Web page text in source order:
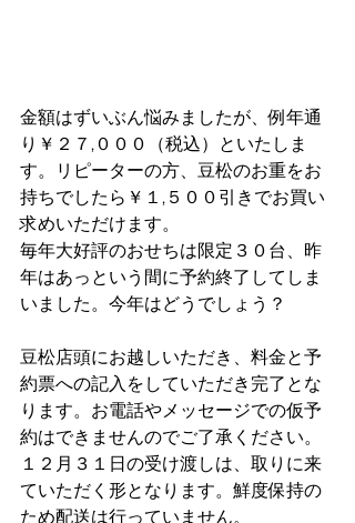
金額はずいぶん悩みましたが、例年通
り￥２７,０００（税込）といたしま
す。リピーターの方、豆松のお重をお
持ちでしたら￥１,５００引きでお買い
求めいただけます。
毎年大好評のおせちは限定３０台、昨
年はあっという間に予約終了してしま
いました。今年はどうでしょう？
豆松店頭にお越しいただき、料金と予
約票への記入をしていただき完了とな
ります。お電話やメッセージでの仮予
約はできませんのでご了承ください。
１２月３１日の受け渡しは、取りに来
ていただく形となります。鮮度保持の
ため配送は行っていません。